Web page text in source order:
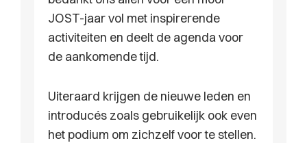
JOST-jaar vol met inspirerende
activiteiten en deelt de agenda voor
de aankomende tijd.
Uiteraard krijgen de nieuwe leden en
introducés zoals gebruikelijk ook even
het podium om zichzelf voor te stellen.